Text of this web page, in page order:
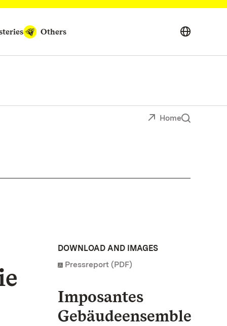
Others
Home
DOWNLOAD AND IMAGES
Pressreport (PDF)
Imposantes
Gebäudeensemble